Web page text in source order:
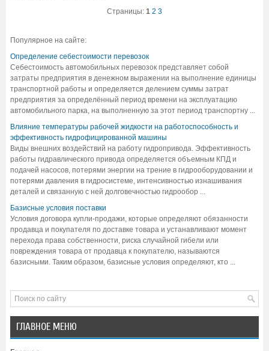
Страницы: 1 2 3
Популярное на сайте:
Определение себестоимости перевозок
Себестоимость автомобильных перевозок представляет собой
затраты предприятия в денежном выражении на выполнение единицы
транспортной работы и определяется делением суммы затрат
предприятия за определённый период времени на эксплуатацию
автомобильного парка, на выполненную за этот период транспортну ...
Влияние температуры рабочей жидкости на работоспособность и
эффективность гидрофицированной машины
Виды внешних воздействий на работу гидропривода. Эффективность
работы гидравлического привода определяется объемным КПД и
подачей насосов, потерями энергии на трение в гидрооборудовании и
потерями давления в гидросистеме, интенсивностью изнашивания
деталей и связанную с ней долговечностью гидрообор ...
Базисные условия поставки
Условия договора купли-продажи, которые определяют обязанности
продавца и покупателя по доставке товара и устанавливают момент
перехода права собственности, риска случайной гибели или
повреждения товара от продавца к покупателю, называются
базисными. Таким образом, базисные условия определяют, кто ...
ГЛАВНОЕ МЕНЮ